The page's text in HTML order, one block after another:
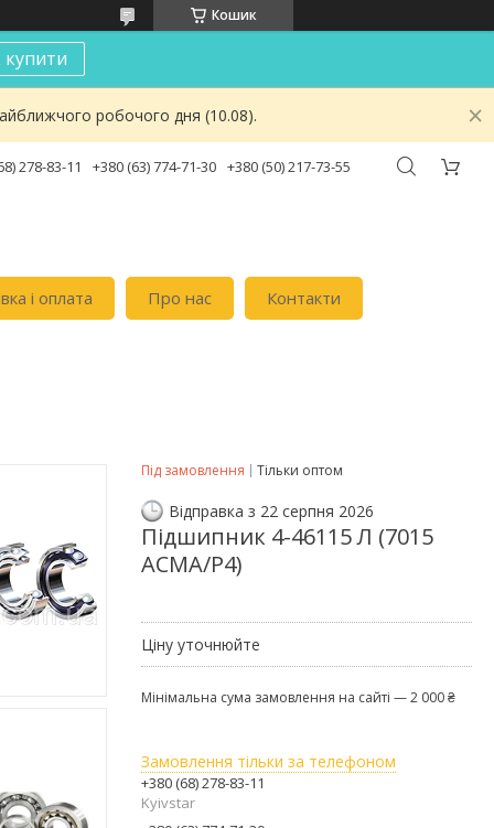
Кошик
купити
робочого дня (10.08).
278-83-11 +380 (63) 774-71-30 +380 (50) 217-73-55
i оплата Про нас Контакти
Під замовлення Тільки оптом
Відправка з 22 серпня 2026
Підшипник 4-46115 Л (7015
АСМА/Р4)
Ціну уточнюйте
Мінімальна сума замовлення на сайті — 2 000 ₴
Замовлення тільки за телефоном
+380 (68) 278-83-11
Kyivstar